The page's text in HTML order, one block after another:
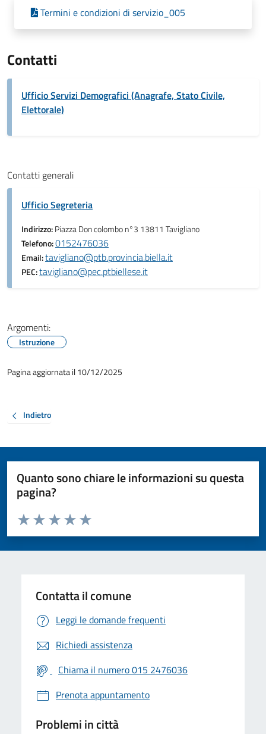
Termini e condizioni di servizio_005
Contatti
Ufficio Servizi Demografici (Anagrafe, Stato Civile,
Elettorale)
Contatti generali
Ufficio Segreteria
Indirizzo:Piazza Don colombo n°3 13811 Tavigliano
Telefono:0152476036
Email:tavigliano@ptb.provincia.biella.it
PEC:tavigliano@pec.ptbiellese.it
Argomenti:
Istruzione
Pagina aggiornata il 10/12/2025
Indietro
Quanto sono chiare le informazioni su questa
pagina?
Valuta da 1 a 5 stelle la pagina
Valuta 5 stelle su 5
Valuta 4 stelle su 5
Valuta 3 stelle su 5
Valuta 2 stelle su 5
Valuta 1 stelle su 5
Contatta il comune
Leggi le domande frequenti
Richiedi assistenza
Chiama il numero 015 2476036
Prenota appuntamento
Problemi in città